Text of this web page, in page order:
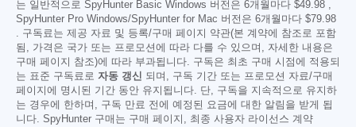
는 일반적으로 SpyHunter Basic Windows 버전은 6개월마다 $49.98 ,
SpyHunter Pro Windows/SpyHunter for Mac 버전은 6개월마다 $79.98
. 구독료는 제공 자료 및 등록/구매 페이지 약관(본 계약에 참조로 포함
됨, 가격은 국가 또는 프로모션에 따라 다를 수 있으며, 자세한 내용은
구매 페이지 참조)에 따라 부과됩니다. 구독은 최초 구매 시점에 적용되
는 표준 구독료로 자동 갱신 되며, 구독 기간 또는 프로모션 자료/구매
페이지에 명시된 기간 동안 유지됩니다. 단, 구독을 지속적으로 유지하
는 경우에 한하며, 구독 만료 전에 예정된 요금에 대한 알림을 받게 됩
니다. SpyHunter 구매는 구매 페이지, 최종 사용자 라이선스 계약